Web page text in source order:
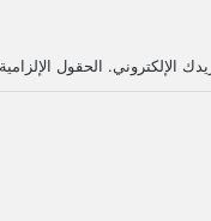
الإلكتروني. الحقول